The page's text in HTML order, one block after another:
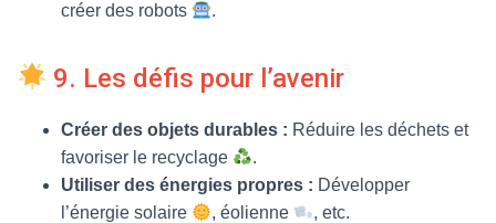
créer des robots
.
9. Les défis pour l’avenir
Créer des objets durables : Réduire les déchets et
favoriser le recyclage
.
Utiliser des énergies propres : Développer
l’énergie solaire
, éolienne
, etc.